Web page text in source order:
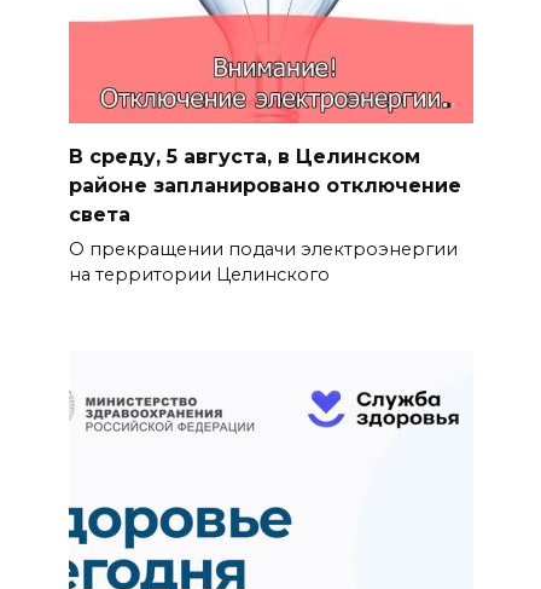
В среду, 5 августа, в Целинском
районе запланировано отключение
света
О прекращении подачи электроэнергии
на территории Целинского